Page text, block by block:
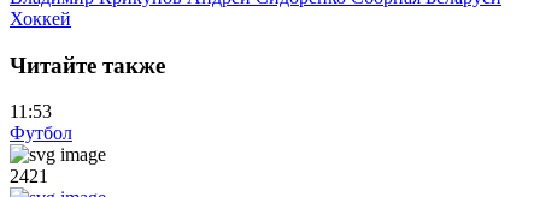
Хоккей
Читайте также
11:53
Футбол
2421